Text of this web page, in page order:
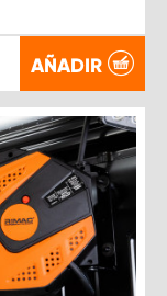
AÑADIR